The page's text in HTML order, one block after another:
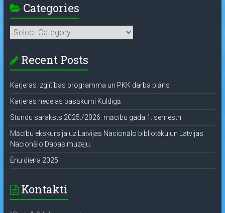
Categories
Categories
Recent Posts
Karjeras izglītības programma un PKK darba plāns
Karjeras nedēļas pasākumi Kuldīgā
Stundu saraksts 2025./2026. mācību gada 1. semestrī
Mācību ekskursija uz Latvijas Nacionālo bibliotēku un Latvijas
Nacionālo Dabas muzeju.
Ēnu diena 2025
Kontakti